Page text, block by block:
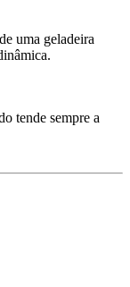
uma geladeira
tende sempre a